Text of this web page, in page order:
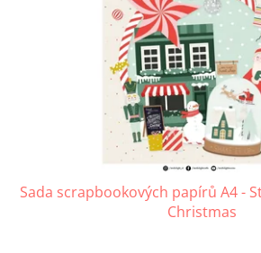
Sada scrapbookových papírů A4 -
Christmas